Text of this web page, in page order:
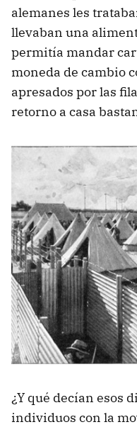
alemanes les
llevaban una
permitía mandar
moneda de cambio
apresados por las
retorno a casa
¿Y qué decían esos
individuos con la